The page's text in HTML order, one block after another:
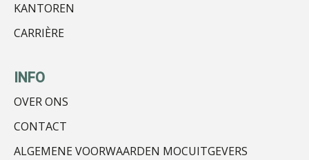
KANTOREN
CARRIÈRE
INFO
OVER ONS
CONTACT
ALGEMENE VOORWAARDEN MOCUITGEVERS